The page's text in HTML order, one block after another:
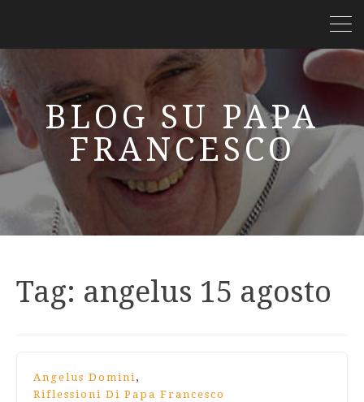
BLOG SU PAPA
FRANCESCO
Tag: angelus 15 agosto
Angelus Domini,
Riflessioni Di Papa Francesco